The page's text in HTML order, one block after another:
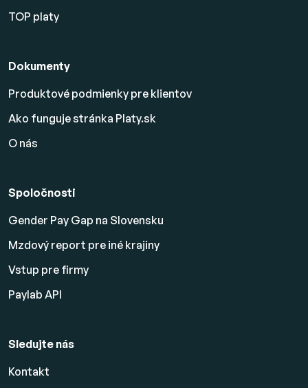
TOP platy
Dokumenty
Produktové podmienky pre klientov
Ako funguje stránka Platy.sk
O nás
Spoločnosti
Gender Pay Gap na Slovensku
Mzdový report pre iné krajiny
Vstup pre firmy
Paylab API
Sledujte nás
Kontakt